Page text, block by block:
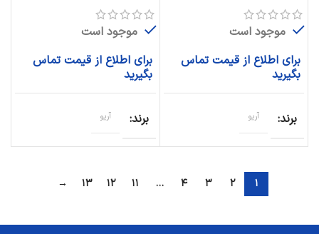
موجود است
برای اطلاع از قیمت تماس
بگیرید
برند آریو
موجود است
برای اطلاع از قیمت تماس
بگیرید
برند آریو
۱ ۲ ۳ ۴ … ۱۱ ۱۲ ۱۳ →